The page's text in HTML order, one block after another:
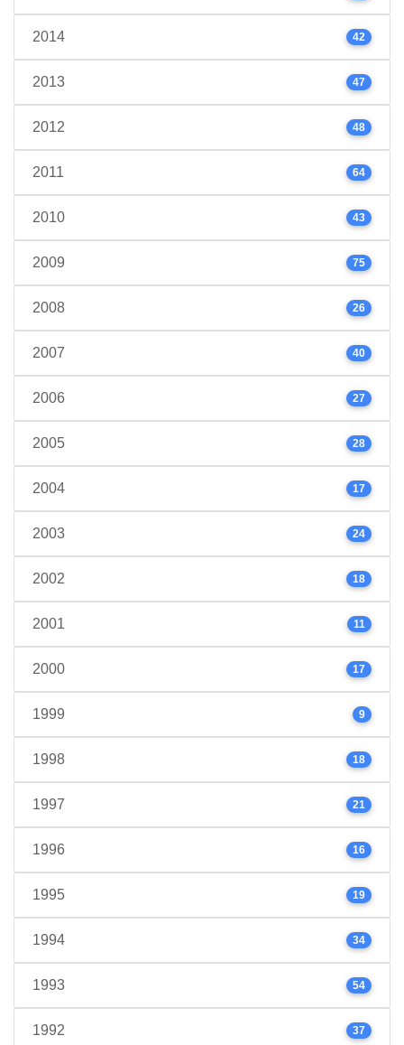
2014 42
2013 47
2012 48
2011 64
2010 43
2009 75
2008 26
2007 40
2006 27
2005 28
2004 17
2003 24
2002 18
2001 11
2000 17
1999 9
1998 18
1997 21
1996 16
1995 19
1994 34
1993 54
1992 37